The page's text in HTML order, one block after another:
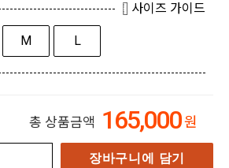
사이즈 가이드
M L
총 상품금액 165,000원
장바구니에 담기